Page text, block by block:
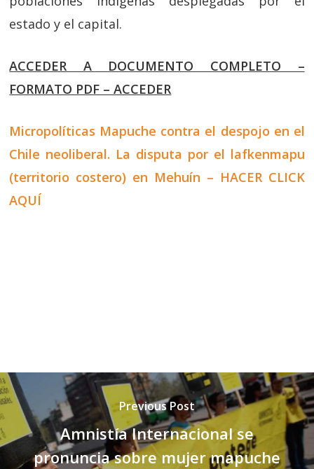
estado y el capital.
ACCEDER A DOCUMENTO COMPLETO –
FORMATO PDF – ACCEDER
Micropolíticas Mapuche contra el despojo en el
Chile neoliberal. La disputa por el lafkenmapu
(territorio costero) en Mehuín – HACER CLICK
AQUÍ
Previous Post
Amnistía Internacional se
pronuncia sobre mujer mapuche